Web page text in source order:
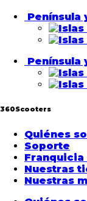
Península
Península
360Scooters
Quiénes
Soporte
Nuestras
Nuestras